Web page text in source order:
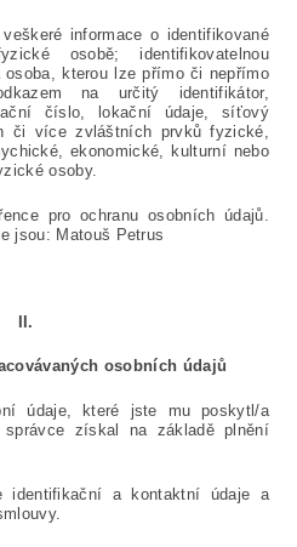
informace o identifikované
osobě; identifikovatelnou
kterou lze přímo či nepřímo
na určitý identifikátor,
číslo, lokační údaje, síťový
či více zvláštních prvků fyzické,
ekonomické, kulturní nebo
osoby.
pro ochranu osobních údajů.
jsou: Matouš Petrus
II.
osobních údajů
údaje, které jste mu poskytl/a
získal na základě plnění
identifikační a kontaktní údaje a